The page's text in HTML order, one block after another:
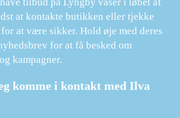
at kontakte butikken eller tjekke
at være sikker. Hold øje med deres
for at få besked om
kampagner.
komme i kontakt med Ilva